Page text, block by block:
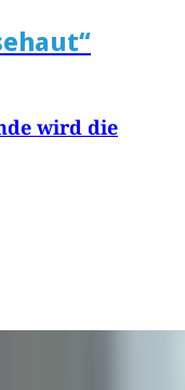
wird die